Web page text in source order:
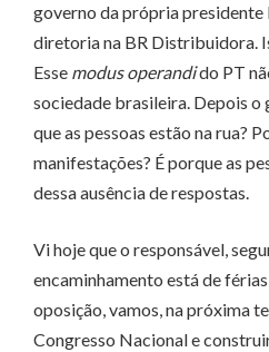
governo da própria presidente
diretoria na BR Distribuidora.
Esse modus operandido PT
sociedade brasileira. Depois o
que as pessoas estão na rua?
manifestações? É porque as
dessa ausência de respostas.
Vi hoje que o responsável,
encaminhamento está de
oposição, vamos, na próxima
Congresso Nacional e